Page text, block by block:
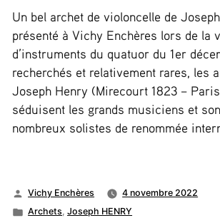
Un bel archet de violoncelle de
présenté à Vichy Enchères lors de la
d’instruments du quatuor du 1er
recherchés et relativement rares, les
Joseph Henry (Mirecourt 1823 –
séduisent les grands musiciens et
nombreux solistes de renommée
Publié
par
Vichy Enchères
4 novembre 2022
Publié
Archets,Joseph HENRY